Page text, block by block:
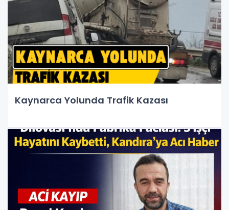
Kaynarca Yolunda Trafik Kazası